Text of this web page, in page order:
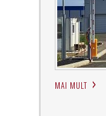
MAI MULT